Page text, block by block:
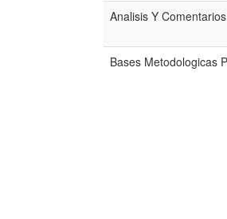
Analisis Y
Bases Metodologicas